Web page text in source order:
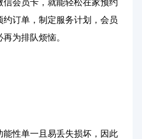
会员卡，就能轻松在家预约
约订单，制定服务计划，会员
为排队烦恼。
能性单一且易丢失损坏，因此